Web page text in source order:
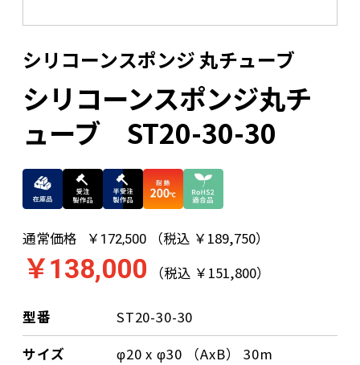
シリコーンスポンジ 丸チューブ
シリコーンスポンジ丸チ
ューブ ST20-30-30
通常価格 ￥172,500 （税込 ￥189,750）
￥138,000 （税込 ￥151,800）
型番
ST20-30-30
サイズ
φ20 x φ30 （AxB） 30m